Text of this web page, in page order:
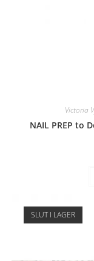
Victoria
NAIL PREP to
SLUT I LAGER